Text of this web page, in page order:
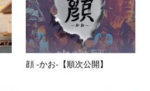
顔 -かお-【順次公開】